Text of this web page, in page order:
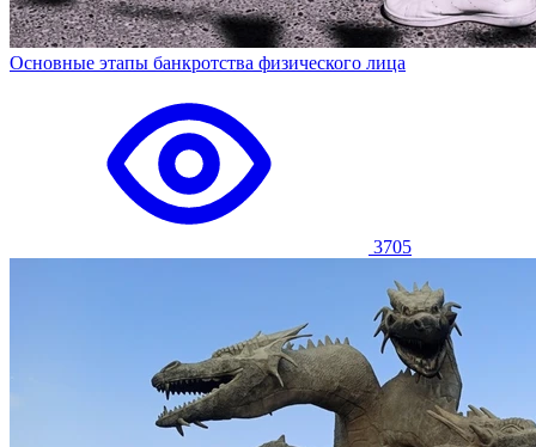
Основные этапы банкротства физического лица
3705